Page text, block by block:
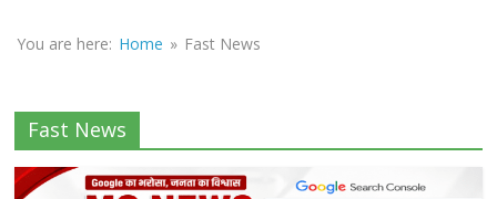
Sach
You are here: Home » Fast News
Fast News